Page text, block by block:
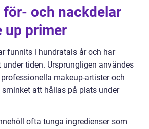
och nackdelar
up primer
funnits i hundratals år och har
tiden. Ursprungligen användes
makeup-artister och
att hållas på plats under
ofta tunga ingredienser som